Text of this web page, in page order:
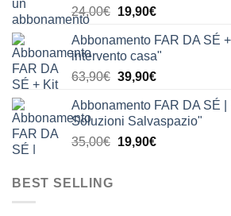
24,00€.19,90€.
24,00€ Il
originale
era:
24,00€.
19,90€Il
attuale
è:
19,90€.
Abbonamento FAR DA SÉ
intervento casa"
63,90€ Il
originale
era:
63,90€.
39,90€Il
attuale
è:
39,90€.
Abbonamento FAR DA SÉ
Soluzioni Salvaspazio"
35,00€ Il
19,90€Il
BEST SELLING